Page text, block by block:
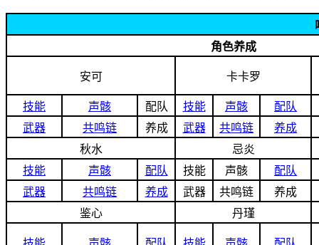
角色养成
安可 卡卡罗
技能 声骸 配队 技能 声骸
配队
武器
共鸣链 养成 武器 共鸣链
养成
秋水
忌炎
技能
声骸 配队 技能 声骸
配队
武器
共鸣链 养成 武器 共鸣链
养成
鉴心
丹瑾